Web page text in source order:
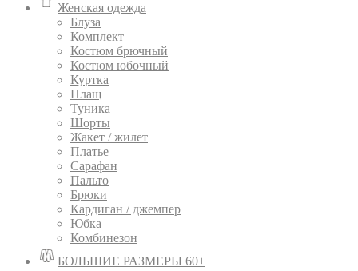
Женская одежда
Блуза
Комплект
Костюм брючный
Костюм юбочный
Куртка
Плащ
Туника
Шорты
Жакет / жилет
Платье
Сарафан
Пальто
Брюки
Кардиган / джемпер
Юбка
Комбинезон
БОЛЬШИЕ РАЗМЕРЫ 60+